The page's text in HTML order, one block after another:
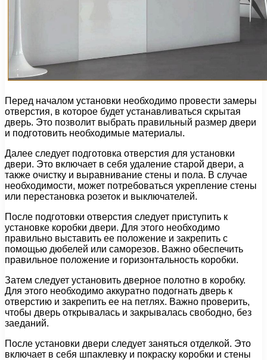
Перед началом установки необходимо провести замеры
отверстия, в которое будет устанавливаться скрытая
дверь. Это позволит выбрать правильный размер двери
и подготовить необходимые материалы.
Далее следует подготовка отверстия для установки
двери. Это включает в себя удаление старой двери, а
также очистку и выравнивание стены и пола. В случае
необходимости, может потребоваться укрепление стены
или перестановка розеток и выключателей.
После подготовки отверстия следует приступить к
установке коробки двери. Для этого необходимо
правильно выставить ее положение и закрепить с
помощью дюбелей или саморезов. Важно обеспечить
правильное положение и горизонтальность коробки.
Затем следует установить дверное полотно в коробку.
Для этого необходимо аккуратно подогнать дверь к
отверстию и закрепить ее на петлях. Важно проверить,
чтобы дверь открывалась и закрывалась свободно, без
заеданий.
После установки двери следует заняться отделкой. Это
включает в себя шпаклевку и покраску коробки и стены